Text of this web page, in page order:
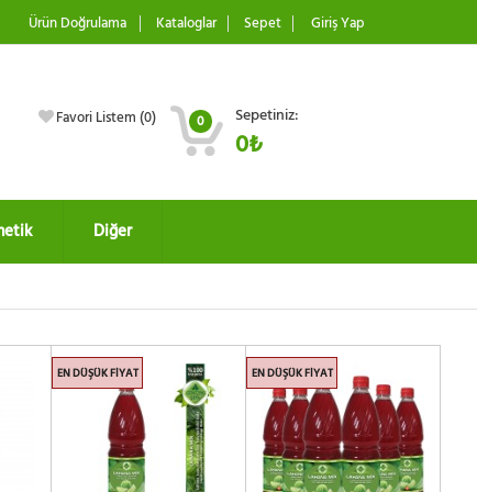
Ürün Doğrulama Kataloglar Sepet Giriş Yap
Favori Listem (0) 0 Sepetiniz:
0₺
Diğer
EN DÜŞÜK FIYAT EN DÜŞÜK FIYAT